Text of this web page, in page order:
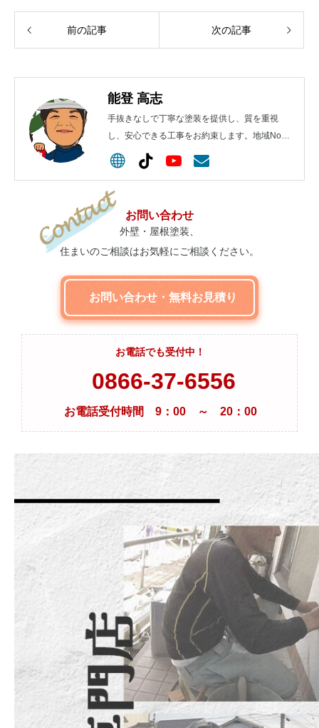
前の記事 次の記事
能登 高志
手抜きなしで丁寧な塗装を提供し、質を重視
し、安心できる工事をお約束します。地域No.1
を目指します！
お問い合わせ
外壁・屋根塗装、
住まいのご相談はお気軽にご相談ください。
お問い合わせ・無料お見積り
お電話でも受付中！
0866-37-6556
お電話受付時間 9：00 ～ 20：00